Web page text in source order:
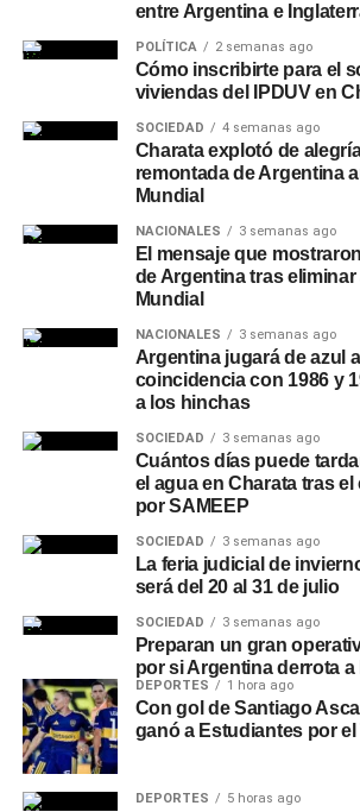
entre Argentina e
POLÍTICA 2 semanas ago
Cómo inscribirte para el
viviendas del IPDUV en
SOCIEDAD 4 semanas ago
Charata explotó de
remontada de Argentina
Mundial
NACIONALES 3 semanas ago
El mensaje que
de Argentina tras eliminar
Mundial
NACIONALES 3 semanas ago
Argentina jugará de azul
coincidencia con 1986 y
a los hinchas
SOCIEDAD 3 semanas ago
Cuántos días puede
el agua en Charata tras
por SAMEEP
SOCIEDAD 3 semanas ago
La feria judicial de
será del 20 al 31 de julio
SOCIEDAD 3 semanas ago
Preparan un gran
por si Argentina derrota a
DEPORTES 1 hora ago
Con gol de Santiago
ganó a Estudiantes por
DEPORTES 5 horas ago